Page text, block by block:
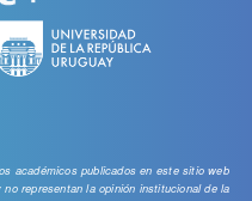
académicos publicados en este sitio web
representan la opinión institucional de la